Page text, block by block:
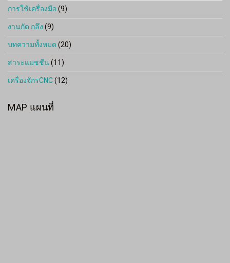
การใช้เครื่องมือ(9)
งานกัด กลึง(9)
บทความทั้งหมด(20)
สาระแมชชีน(11)
เครื่องจักรCNC(12)
MAP แผนที่